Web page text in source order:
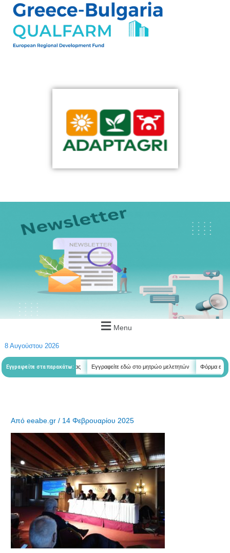
Menu
8 Αυγούστου 2026
Εγγραφείτε στα παρακάτω:
όλα τα νέα της εταιρείας Εγγραφείτε εδώ στο μητρώο μελετητών Φόρμα
Απόeeabe.gr/ 14 Φεβρουαρίου 2025